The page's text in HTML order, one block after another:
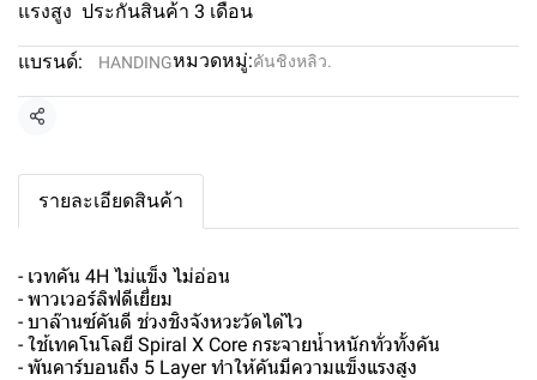
แรงสูง ประกันสินค้า 3 เดือน
แบรนด์: HANDINGหมวดหมู่:คันชิงหลิว.
แชร์
รายละเอียดสินค้า
- เวทคัน 4H ไม่แข็ง ไม่อ่อน
- พาวเวอร์ลิฟดีเยี่ยม
- บาล๊านซ์คันดี ช่วงชิงจังหวะวัดได้ไว
- ใช้เทคโนโลยี Spiral X Core กระจายน้ำหนักทั่วทั้งคัน
- พันคาร์บอนถึง 5 Layer ทำให้คันมีความแข็งแรงสูง